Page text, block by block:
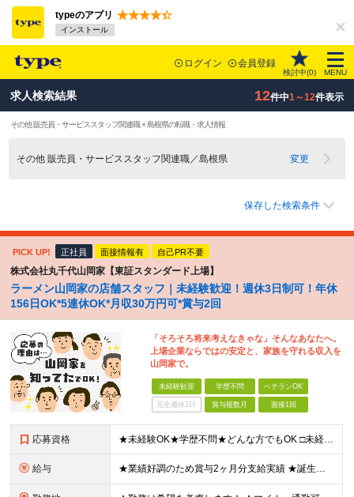
typeのアプリ
インストール
ログイン 会員登録
検討中(0) MENU
求人検索結果 12件中1～12件表示
その他 販売員・サービススタッフ関連職 × 島根県の転職・求人情報
その他 販売員・サービススタッフ関連職／島根県 変更
保存した検索条件
PICK UP! 正社員 面接情報有 自己PR不要
株式会社丸千代山岡家【東証スタンダード上場】
ラーメン山岡家の店舗スタッフ｜未経験歓迎！週休3日制可！年休
156日OK*5連休OK*月収30万円可*賞与2回
「そろそろ将来考えなきゃな」そんなあなたへ。
上場企業ならではの安定と、家族を守れる収入を
山岡家で。
未経験歓迎 学歴不問 ベテランOK
完全週休2日 賞与複数月 面接1回
応募資格 ★未経験OK★学歴不問★どんな方でもOK □未経験・第二新卒・フリーター □ブランクがある方 □転職回数が気になる方 □飲食業界にチャレンジしたい方 「やってみたい」という気持ちがあれば、皆さん大
給与 ★業績好調のため賞与2ヶ月分支給実績 ★誕生日手当など手当充実 ★年2回昇給チャンス有＆入社1年で店長昇格可 ★残業代全額支給（1分単位で支給） 【週休3日制の場合】 月給25万8,960円以上（固